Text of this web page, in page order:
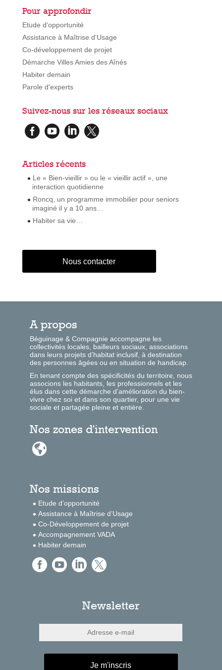
Pour approfondir
Etude d'opportunité
Assistance à Maîtrise d'Usage
Co-développement de projet
Démarche Villes Amies des Aînés
Habiter demain
Parole d'experts
Suivez-nous sur les réseaux sociaux
   
Articles récents
Le « Bien-vieillir » ou le « vieillir actif », une
interaction quotidienne
Roncq, un programme immobilier pour seniors
imaginé il y a 10 ans…
Habiter sa vie…
Nous contacter
A propos
Béguinage & Compagnie accompagne les
collectivités locales, bailleurs sociaux, associations
dans leurs projets d’habitat inclusif, à destination
des personnes âgées ou en situation de handicap.
En tenant compte des spécificités du territoire, nous
associons les habitants, les professionnels et les
élus dans cette démarche d’amélioration du bien-
vivre chez soi et dans son quartier, pour une vie
sociale et partagée pleine et entière.
Nos zones d'intervention

Nos missions
Etude d’opportunité
Assistance à Maîtrise d’Usage
Co-Développement de projet
Accompagnement VADA
Habiter demain
   
Newsletter
Je m'inscris